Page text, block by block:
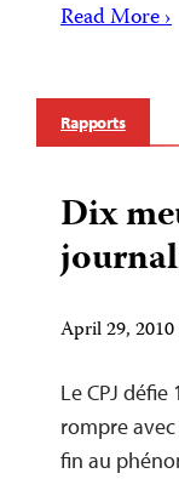
Read More ›
Rapports
Dix
April 29,
Le CPJ
rompre
fin au